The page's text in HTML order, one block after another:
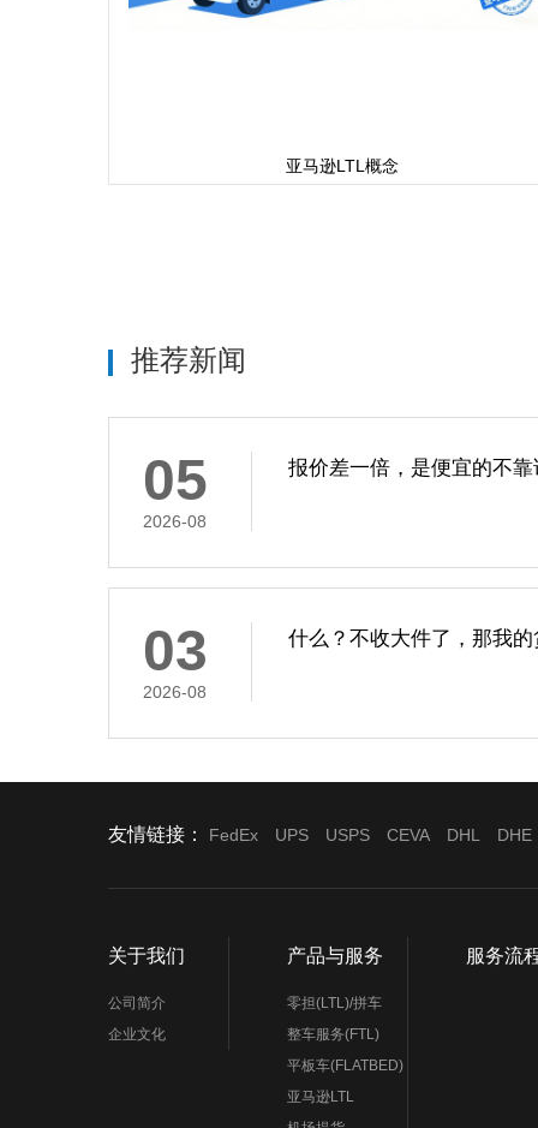
亚马逊LTL概念
推荐新闻
05
2026-08
报价差一倍，是便宜的不
03
2026-08
什么？不收大件了，那我
友情链接： FedEx UPS USPS CEVA DHL DHE
关于我们
公司简介
企业文化
产品与服务
零担(LTL)/拼车
整车服务(FTL)
平板车(FLATBED)
亚马逊LTL
服务流